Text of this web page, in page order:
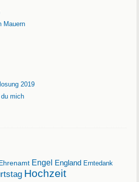
Mauern
2019
mich
Engel England Erntedank
Hochzeit